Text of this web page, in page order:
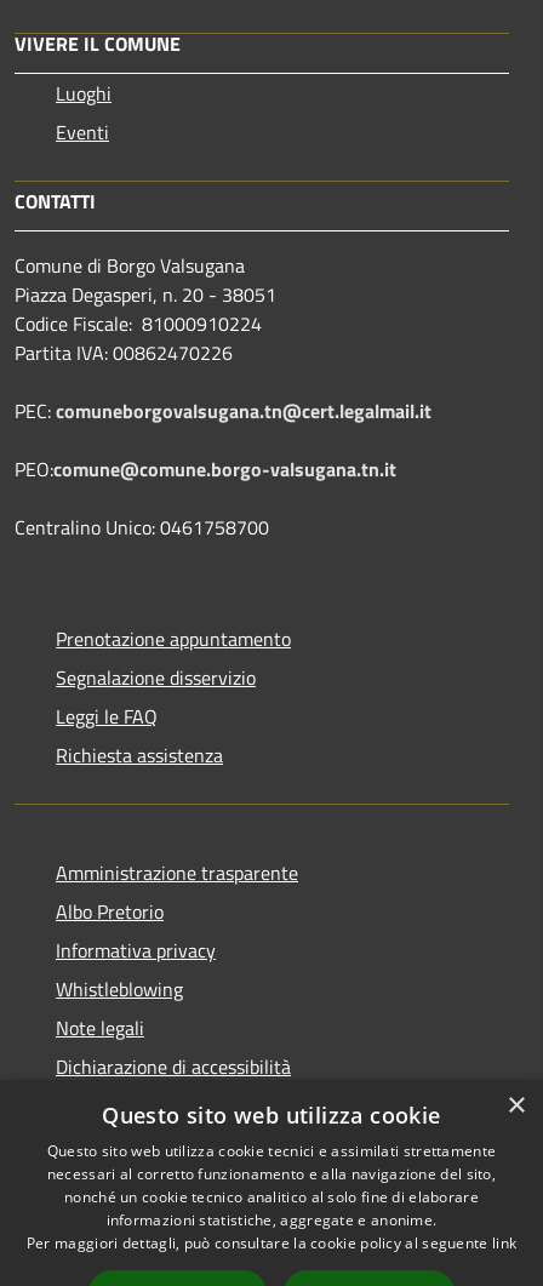
VIVERE IL COMUNE
Luoghi
Eventi
CONTATTI
Comune di Borgo Valsugana
Piazza Degasperi, n. 20 - 38051
Codice Fiscale: 81000910224
Partita IVA: 00862470226
PEC:comuneborgovalsugana.tn@cert.legalmail.it
PEO:comune@comune.borgo-valsugana.tn.it
Centralino Unico: 0461758700
Prenotazione appuntamento
Segnalazione disservizio
Leggi le FAQ
Richiesta assistenza
Amministrazione trasparente
Albo Pretorio
Informativa privacy
Whistleblowing
Note legali
Dichiarazione di accessibilità
Feedback accessibilità
Accessibilità
Copyright © 2026 • Comune di
Borgo Valsugana • Powered by
×
Questo sito web utilizza cookie
Questo sito web utilizza cookie tecnici e assimilati strettamente
necessari al corretto funzionamento e alla navigazione del sito,
nonché un cookie tecnico analitico al solo fine di elaborare
informazioni statistiche, aggregate e anonime.
Per maggiori dettagli, può consultare la cookie policy al seguente link